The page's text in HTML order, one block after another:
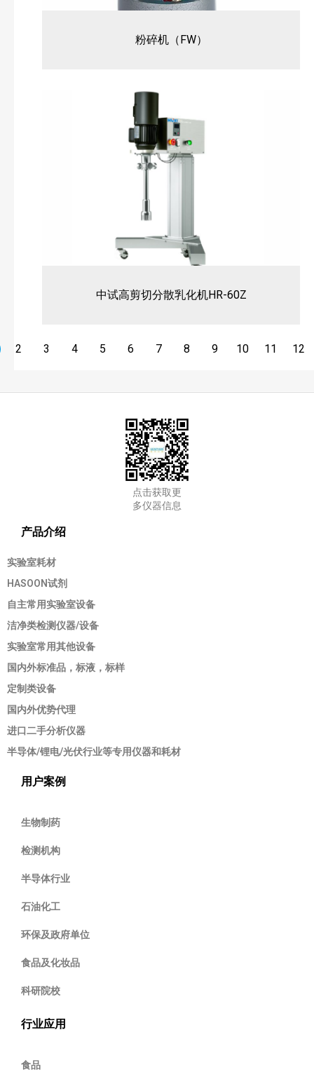
粉碎机（FW）
中试高剪切分散乳化机HR-60Z
2 3 4 5 6 7 8 9 10 11 12
点击获取更
多仪器信息
产品介绍
实验室耗材
HASOON试剂
自主常用实验室设备
洁净类检测仪器/设备
实验室常用其他设备
国内外标准品，标液，标样
定制类设备
国内外优势代理
进口二手分析仪器
半导体/锂电/光伏行业等专用仪器和耗材
用户案例
生物制药
检测机构
半导体行业
石油化工
环保及政府单位
食品及化妆品
科研院校
行业应用
食品